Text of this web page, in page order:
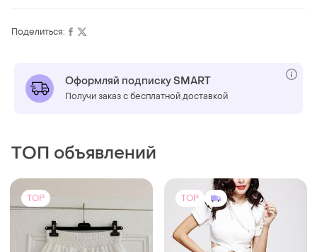
Поделиться:
Оформляй подписку SMART
Получи заказ с бесплатной доставкой
ТОП объявлений
TOP TOP